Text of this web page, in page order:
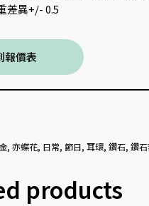
差異+/- 0.5
報價表
, 亦蝶花, 日常, 節日, 耳環, 鑽石, 鑽
products